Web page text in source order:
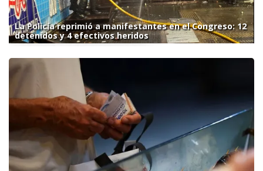
La Policía reprimió a manifestantes en el Congreso: 12
detenidos y 4 efectivos heridos